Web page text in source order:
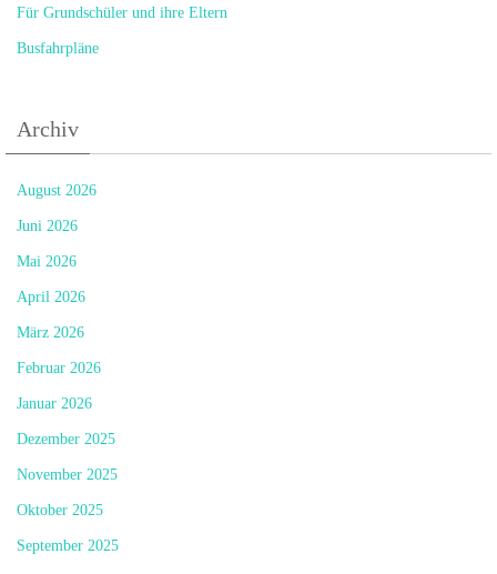
Für Grundschüler und ihre Eltern
Busfahrpläne
Archiv
August 2026
Juni 2026
Mai 2026
April 2026
März 2026
Februar 2026
Januar 2026
Dezember 2025
November 2025
Oktober 2025
September 2025